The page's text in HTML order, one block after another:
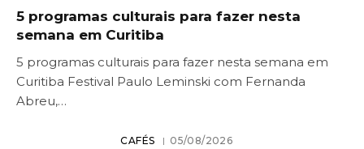
5 programas culturais para fazer nesta
semana em Curitiba
5 programas culturais para fazer nesta semana em
Curitiba Festival Paulo Leminski com Fernanda
Abreu,…
CAFÉS 05/08/2026